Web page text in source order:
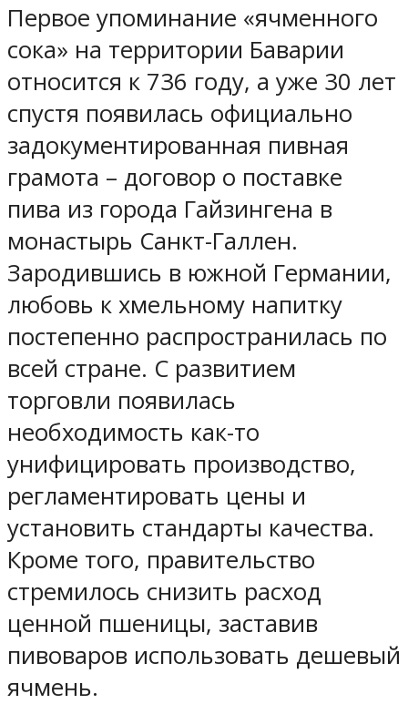
Первое упоминание «ячменного
сока» на территории Баварии
относится к 736 году, а уже 30 лет
спустя появилась официально
задокументированная пивная
грамота – договор о поставке
пива из города Гайзингена в
монастырь Санкт-Галлен.
Зародившись в южной Германии,
любовь к хмельному напитку
постепенно распространилась по
всей стране. С развитием
торговли появилась
необходимость как-то
унифицировать производство,
регламентировать цены и
установить стандарты качества.
Кроме того, правительство
стремилось снизить расход
ценной пшеницы, заставив
пивоваров использовать дешевый
ячмень.